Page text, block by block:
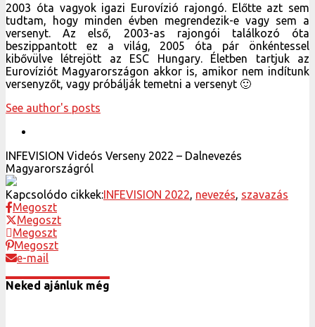
2003 óta vagyok igazi Eurovízió rajongó. Előtte azt sem
tudtam, hogy minden évben megrendezik-e vagy sem a
versenyt. Az első, 2003-as rajongói találkozó óta
beszippantott ez a világ, 2005 óta pár önkéntessel
kibővülve létrejött az ESC Hungary. Életben tartjuk az
Eurovíziót Magyarországon akkor is, amikor nem indítunk
versenyzőt, vagy próbálják temetni a versenyt 🙂
See author's posts
INFEVISION Videós Verseny 2022 – Dalnevezés
Magyarországról
Kapcsolódo cikkek:INFEVISION 2022, nevezés, szavazás
Megoszt
Megoszt
Megoszt
Megoszt
e-mail
Neked ajánluk még